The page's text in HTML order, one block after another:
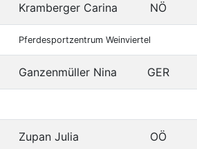
Kramberger Carina NÖ
Pferdesportzentrum Weinviertel
Ganzenmüller Nina GER
Zupan Julia OÖ